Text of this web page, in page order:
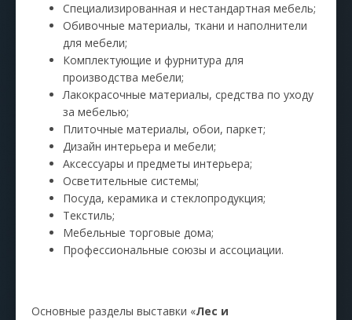
Специализированная и нестандартная мебель;
Обивочные материалы, ткани и наполнители
для мебели;
Комплектующие и фурнитура для
производства мебели;
Лакокрасочные материалы, средства по уходу
за мебелью;
Плиточные материалы, обои, паркет;
Дизайн интерьера и мебели;
Аксессуары и предметы интерьера;
Осветительные системы;
Посуда, керамика и стеклопродукция;
Текстиль;
Мебельные торговые дома;
Профессиональные союзы и ассоциации.
Основные разделы выставки «Лес и